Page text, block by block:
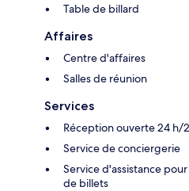
Table de billard
Affaires
Centre d'affaires
Salles de réunion
Services
Réception ouverte 24 h/
Service de conciergerie
Service d'assistance
de billets